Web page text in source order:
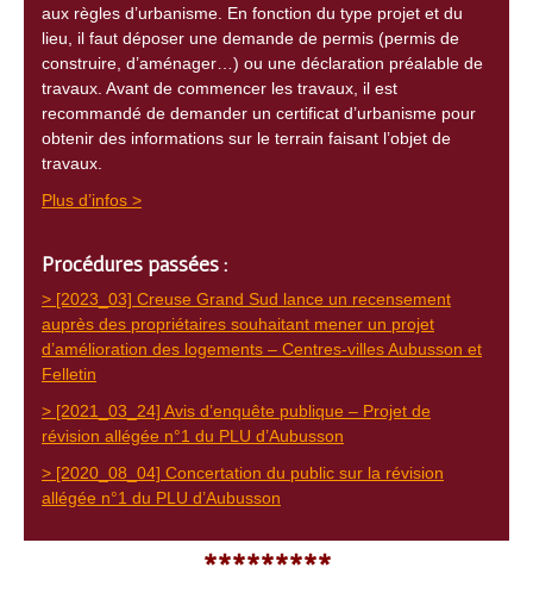
aux règles d’urbanisme. En fonction du type projet et du
lieu, il faut déposer une demande de permis (permis de
construire, d’aménager…) ou une déclaration préalable de
travaux. Avant de commencer les travaux, il est
recommandé de demander un certificat d’urbanisme pour
obtenir des informations sur le terrain faisant l’objet de
travaux.
Plus d’infos >
Procédures passées :
> [2023_03] Creuse Grand Sud lance un recensement
auprès des propriétaires souhaitant mener un projet
d’amélioration des logements – Centres-villes Aubusson et
Felletin
> [2021_03_24] Avis d’enquête publique – Projet de
révision allégée n°1 du PLU d’Aubusson
> [2020_08_04] Concertation du public sur la révision
allégée n°1 du PLU d’Aubusson
*********